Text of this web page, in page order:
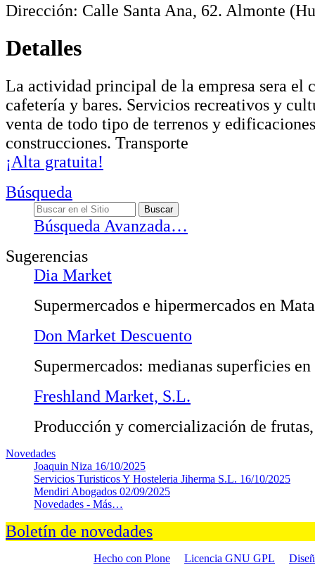
Dirección: Calle Santa Ana, 62. Almonte
Detalles
La actividad principal de la empresa sera el
cafetería y bares. Servicios recreativos y
venta de todo tipo de terrenos y
construcciones. Transporte
¡Alta gratuita!
Búsqueda
Búsqueda Avanzada…
Sugerencias
Dia Market
Supermercados e hipermercados en
Don Market Descuento
Supermercados: medianas superficies
Freshland Market, S.L.
Producción y comercialización de
Novedades
Joaquin Niza 16/10/2025
Servicios Turisticos Y Hosteleria Jiherma S.L. 16/10/2025
Mendiri Abogados 02/09/2025
Novedades - Más…
Boletín de novedades
Hecho con Plone Licencia GNU GPL